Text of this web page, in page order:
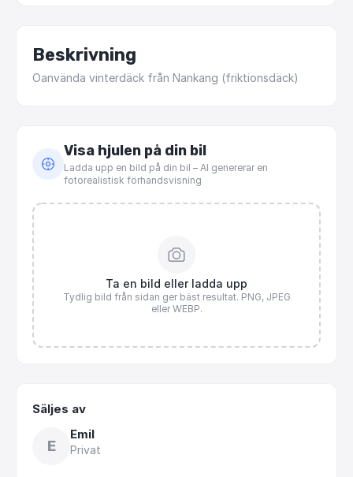
Beskrivning
Oanvända vinterdäck från Nankang (friktionsdäck)
Visa hjulen på din bil
Ladda upp en bild på din bil – AI genererar en
fotorealistisk förhandsvisning
Ta en bild eller ladda upp
Tydlig bild från sidan ger bäst resultat. PNG, JPEG
eller WEBP.
Säljes av
E
Emil
Privat